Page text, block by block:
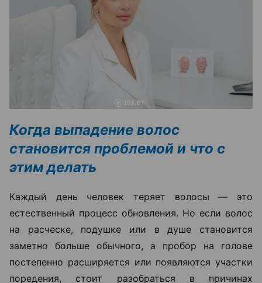
Когда выпадение волос
становится проблемой и что с
этим делать
Каждый день человек теряет волосы — это
естественный процесс обновления. Но если волос
на расческе, подушке или в душе становится
заметно больше обычного, а пробор на голове
постепенно расширяется или появляются участки
поредения, стоит разобраться в причинах